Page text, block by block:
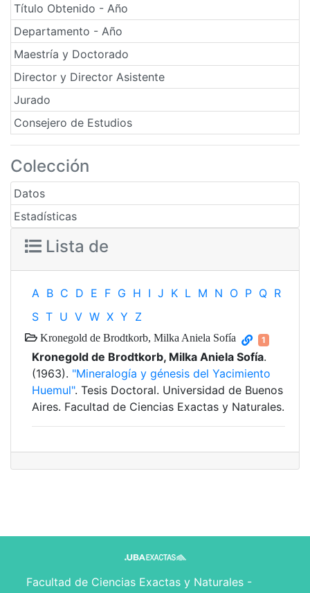
Título Obtenido - Año
Departamento - Año
Maestría y Doctorado
Director y Director Asistente
Jurado
Consejero de Estudios
Colección
Datos
Estadísticas
Lista de
A B C D E F G H I J K L M N O P Q R
S T U V W X Y Z
Kronegold de Brodtkorb, Milka Aniela Sofía 1
Kronegold de Brodtkorb, Milka Aniela Sofía.
(1963). "Mineralogía y génesis del Yacimiento
Huemul". Tesis Doctoral. Universidad de Buenos
Aires. Facultad de Ciencias Exactas y Naturales.
Facultad de Ciencias Exactas y Naturales -